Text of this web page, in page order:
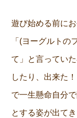
遊び始める前に
「(ヨーグルトの
て」と言ってい
したり、出来た
で一生懸命自分
とする姿が出て